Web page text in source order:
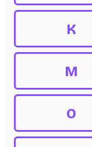
K
M
O